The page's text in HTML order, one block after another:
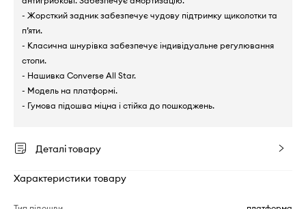
- Жорсткий задник забезпечує чудову підтримку щиколотки та
п’яти.
- Класична шнурівка забезпечує індивідуальне регулювання
стопи.
- Нашивка Converse All Star.
- Модель на платформі.
- Гумова підошва міцна і стійка до пошкоджень.
Деталі товару
Характеристики товару